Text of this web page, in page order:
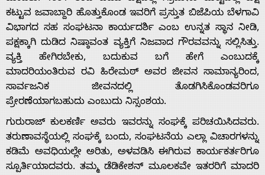
ಕಟ್ಟುವ ಜವಾಬ್ದಾರಿ ಹೊತ್ತುಕೊಂಡ ಇವರಿಗೆ ಪ್ರಸ್ತುತ ಬಿಜೆಪಿಯ ಬೆಳಗಾವಿ
ವಿಭಾಗದ ಸಹ ಸಂಘಟನಾ ಕಾರ್ಯದರ್ಶಿ ಎಂಬ ಉನ್ನತ ಸ್ಥಾನ ನೀಡಿ,
ಪಕ್ಷಕ್ಕಾಗಿ ದುಡಿದ ನಿಷ್ಠಾವಂತ ವ್ಯಕ್ತಿಗೆ ನಿಜವಾದ ಗೌರವವನ್ನು ಸಲ್ಲಿಸಿತ್ತು.
ವ್ಯಕ್ತಿ ಹೇಗಿರಬೇಕು, ಬದುಕುವ ಬಗೆ ಹೇಗೆ ಎಂಬುದಕ್ಕೆ
ಮಾದರಿಯಂತಿರುವ ರವಿ ಹಿರೇಮಠ್ ಅವರ ಜೀವನ ಸಾಮಾನ್ಯರಿಂದ,
ಸಾರ್ವಜನಿಕ ಜೀವನದಲ್ಲಿ ತೊಡಗಿಸಿಕೊಂಡವರಿಗೂ
ಪ್ರೇರಣೆಯಾಗಬಹುದು ಎಂಬುದು ನಿಸ್ಸಂಶಯ.
ಗುರುರಾಜ್ ಕುಲಕರ್ಣಿ ಅವರು ಇವರನ್ನು ಸಂಘಕ್ಕೆ ಪರಿಚಯಿಸಿದವರು.
ತರುಣಾವಸ್ಥೆಯಲ್ಲಿ ಸಂಘಕ್ಕೆ ಬಂದು, ಸಂಘಟನೆಯ ಎಲ್ಲಾ ವಿಚಾರಗಳನ್ನು
ಕಡಿಮೆ ಅವಧಿಯಲ್ಲೇ ಅರಿತು, ಅಳವಡಿಸಿ ಈಗಿರುವ ಕಾರ್ಯಕರ್ತರಿಗೂ
ಸ್ಪೂರ್ತಿಯಾದವರು. ತಮ್ಮ ಡೆಡಿಕೇಶನ್ ಮೂಲಕವೇ ಇತರರಿಗೆ ಮಾದರಿ